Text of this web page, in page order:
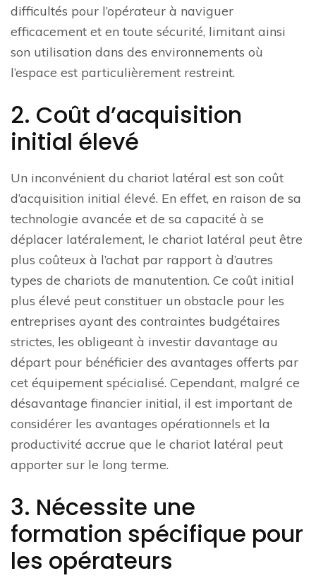
difficultés pour l’opérateur à naviguer
efficacement et en toute sécurité, limitant ainsi
son utilisation dans des environnements où
l’espace est particulièrement restreint.
2. Coût d’acquisition
initial élevé
Un inconvénient du chariot latéral est son coût
d’acquisition initial élevé. En effet, en raison de sa
technologie avancée et de sa capacité à se
déplacer latéralement, le chariot latéral peut être
plus coûteux à l’achat par rapport à d’autres
types de chariots de manutention. Ce coût initial
plus élevé peut constituer un obstacle pour les
entreprises ayant des contraintes budgétaires
strictes, les obligeant à investir davantage au
départ pour bénéficier des avantages offerts par
cet équipement spécialisé. Cependant, malgré ce
désavantage financier initial, il est important de
considérer les avantages opérationnels et la
productivité accrue que le chariot latéral peut
apporter sur le long terme.
3. Nécessite une
formation spécifique pour
les opérateurs